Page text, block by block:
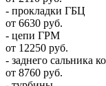
- прокладки ГБЦ
от 6630 руб.
- цепи ГРМ
от 12250 руб.
- заднего сальника
от 8760 руб.